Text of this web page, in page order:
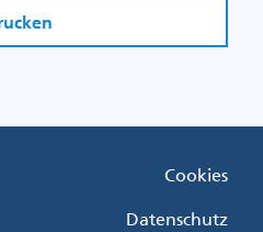
Cookies
Datenschutz